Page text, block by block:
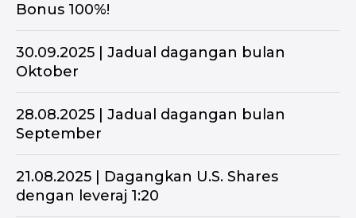
Bonus 100%!
30.09.2025 | Jadual dagangan bulan
Oktober
28.08.2025 | Jadual dagangan bulan
September
21.08.2025 | Dagangkan U.S. Shares
dengan leveraj 1:20